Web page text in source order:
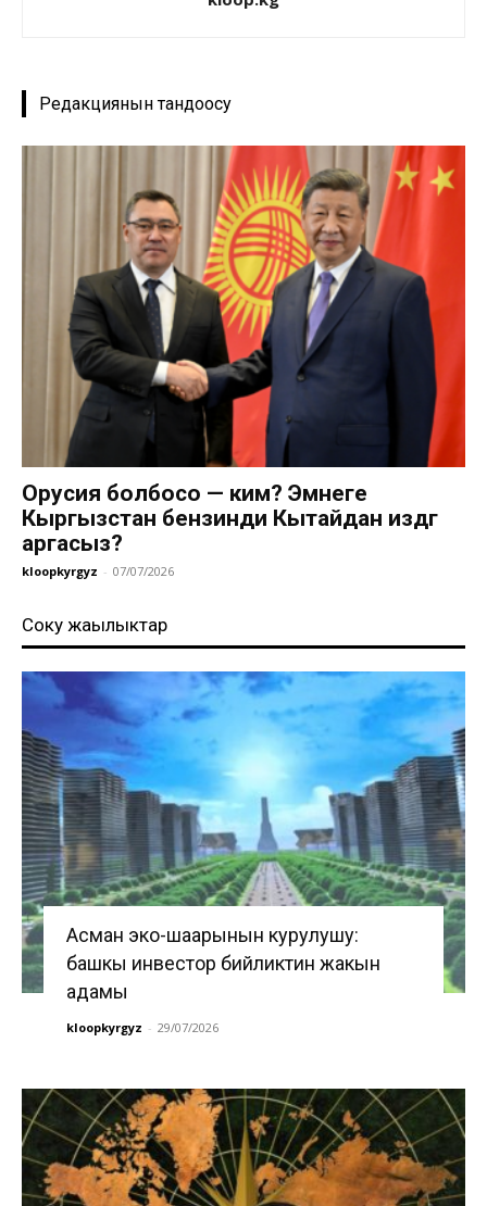
Редакциянын тандоосу
Орусия болбосо — ким? Эмнеге
Кыргызстан бензинди Кытайдан издөөгө
аргасыз?
kloopkyrgyz - 07/07/2026
Соңку жаңылыктар
Асман эко-шаарынын курулушу:
башкы инвестор бийликтин жакын
адамы
kloopkyrgyz - 29/07/2026